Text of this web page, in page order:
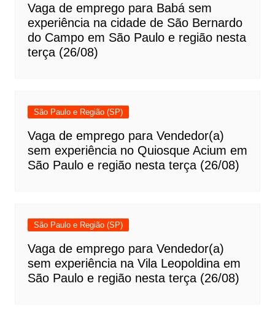
Vaga de emprego para Babá sem
experiência na cidade de São Bernardo
do Campo em São Paulo e região nesta
terça (26/08)
São Paulo e Região (SP)
Vaga de emprego para Vendedor(a)
sem experiência no Quiosque Acium em
São Paulo e região nesta terça (26/08)
São Paulo e Região (SP)
Vaga de emprego para Vendedor(a)
sem experiência na Vila Leopoldina em
São Paulo e região nesta terça (26/08)